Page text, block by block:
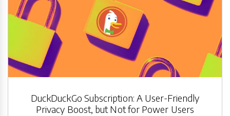
DuckDuckGo Subscription: A User-Friendly
Privacy Boost, but Not for Power Users